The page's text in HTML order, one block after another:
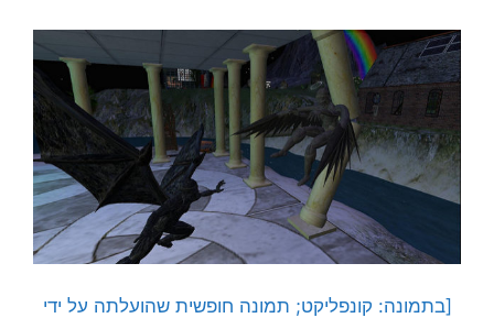
[בתמונה: קונפליקט; תמונה חופשית שהועלתה על ידי